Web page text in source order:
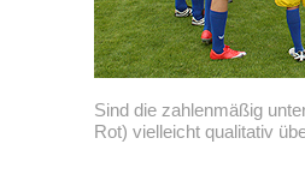
Sind die zahlenmäßig
Rot) vielleicht qualitativ